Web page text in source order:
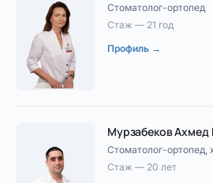
Стоматолог-ортопед
Стаж — 21 год
Профиль →
Мурзабеков Ахмед
Стоматолог-ортопед,
Стаж — 20 лет